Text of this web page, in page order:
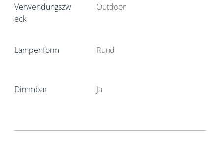
Verwendungszw
eck
Outdoor
Lampenform Rund
Dimmbar Ja